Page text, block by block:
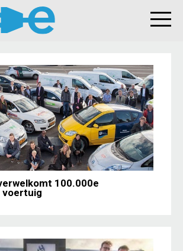
100.000e
voertuig